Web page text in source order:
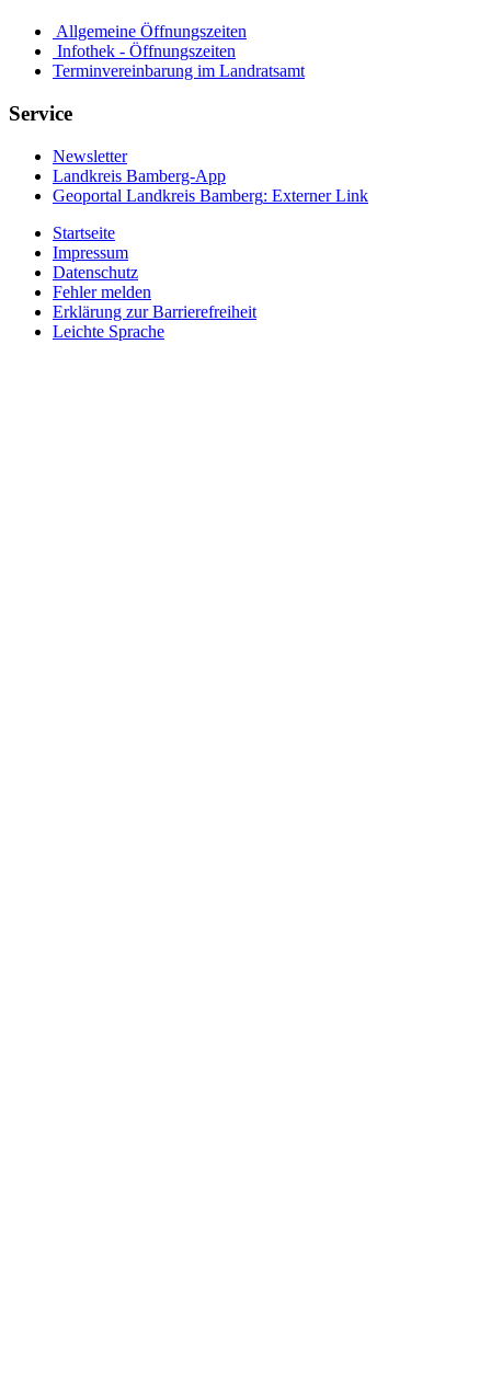
Allgemeine Öffnungszeiten
Infothek - Öffnungszeiten
Terminvereinbarung im Landratsamt
Service
Newsletter
Landkreis Bamberg-App
Geoportal Landkreis Bamberg: Externer Link
Startseite
Impressum
Datenschutz
Fehler melden
Erklärung zur Barrierefreiheit
Leichte Sprache